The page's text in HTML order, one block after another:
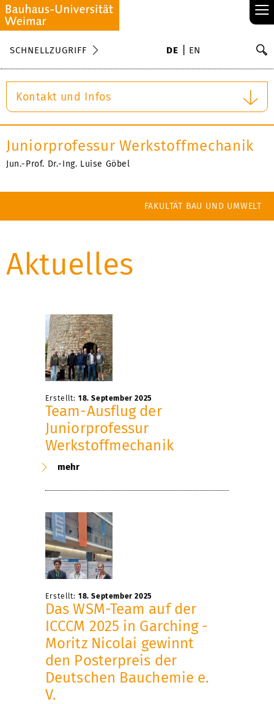
≡
SCHNELLZUGRIFF DE EN
Kontakt und Infos
Juniorprofessur Werkstoffmechanik
Jun.-Prof. Dr.-Ing. Luise Göbel
FAKULTÄT BAU UND UMWELT
Aktuelles
Erstellt: 18. September 2025
Team-Ausflug der
Juniorprofessur
Werkstoffmechanik
mehr
Erstellt: 18. September 2025
Das WSM-Team auf der
ICCCM 2025 in Garching -
Moritz Nicolai gewinnt
den Posterpreis der
Deutschen Bauchemie e.
V.